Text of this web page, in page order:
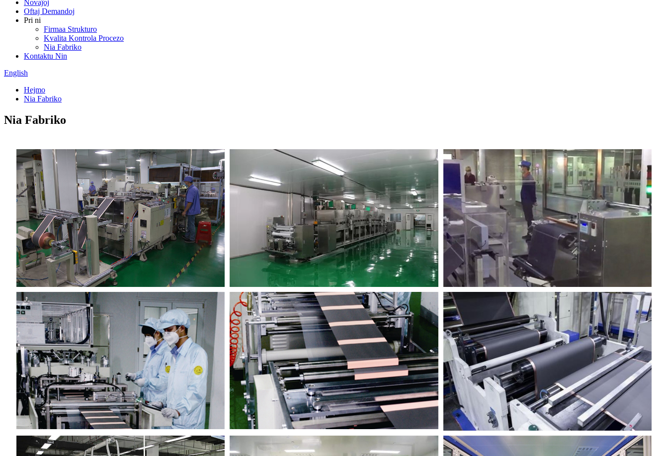
Novaĵoj
Oftaj Demandoj
Pri ni
Firmaa Strukturo
Kvalita Kontrola Procezo
Nia Fabriko
Kontaktu Nin
English
Hejmo
Nia Fabriko
Nia Fabriko